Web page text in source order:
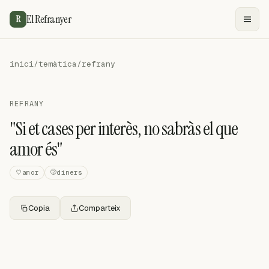
R El Refranyer
inici/temàtica/refrany
REFRANY
"Si et cases per interès, no sabràs el que
amor és"
amor diners
Copia Comparteix